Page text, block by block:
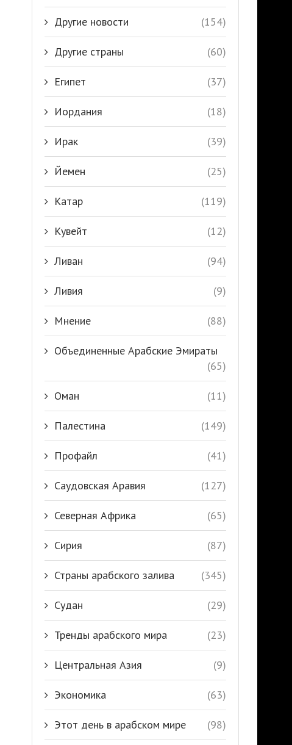
Другие новости (154)
Другие страны (60)
Египет (37)
Иордания (18)
Ирак (39)
Йемен (25)
Катар (119)
Кувейт (12)
Ливан (94)
Ливия (9)
Мнение (88)
Объединенные Арабские Эмираты
(65)
Оман (11)
Палестина (149)
Профайл (41)
Саудовская Аравия (127)
Северная Африка (65)
Сирия (87)
Страны арабского залива (345)
Судан (29)
Тренды арабского мира (23)
Центральная Азия (9)
Экономика (63)
Этот день в арабском мире (98)